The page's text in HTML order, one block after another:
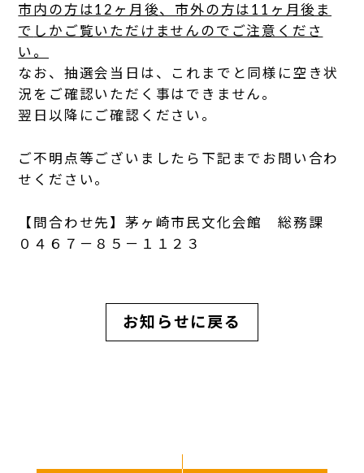
市内の方は12ヶ月後、市外の方は11ヶ月後ま
で しかご覧いただけませんのでご注意くださ
い。
なお、抽選会当日は、これまでと同様に空き状
況をご確認いただく事はできません。
翌日以降にご確認ください。
ご不明点等ございましたら下記までお問い合わ
せください。
【問合わせ先】茅ヶ崎市民文化会館 総務課
０４６７－８５－１１２３
お知らせに戻る